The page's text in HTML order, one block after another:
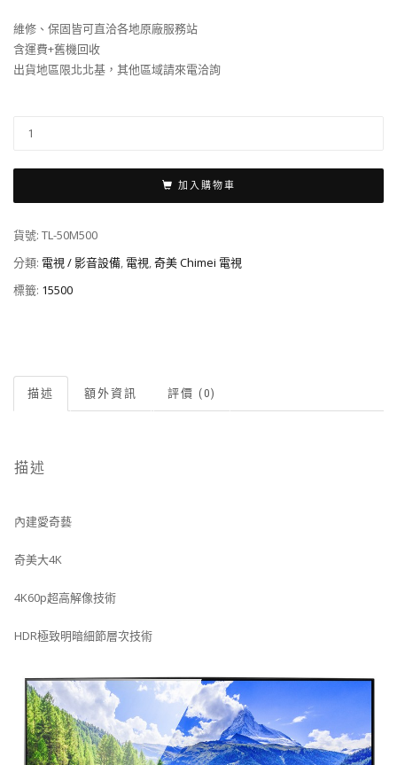
維修、保固皆可直洽各地原廠服務站
含運費+舊機回收
出貨地區限北北基，其他區域請來電洽詢
加入購物車
貨號: TL-50M500
分類: 電視 / 影音設備, 電視,奇美 Chimei 電視
標籤: 15500
描述 額外資訊 評價 (0)
描述
內建愛奇藝
奇美大4K
4K60p超高解像技術
HDR極致明暗細節層次技術